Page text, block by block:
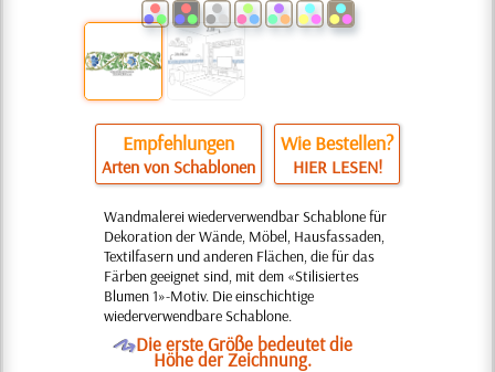
Empfehlungen
Arten von Schablonen
Wie Bestellen?
HIER LESEN!
Wandmalerei wiederverwendbar Schablone für
Dekoration der Wände, Möbel, Hausfassaden,
Textilfasern und anderen Flächen, die für das
Färben geeignet sind, mit dem «Stilisiertes
Blumen 1»-Motiv. Die einschichtige
wiederverwendbare Schablone.
ODie erste Größe bedeutet die
Höhe der Zeichnung.